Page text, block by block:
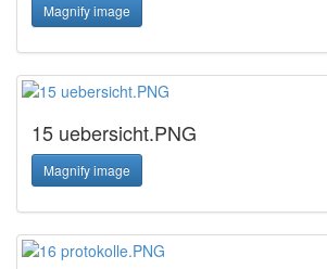
Magnify image
15 uebersicht.PNG
Magnify image